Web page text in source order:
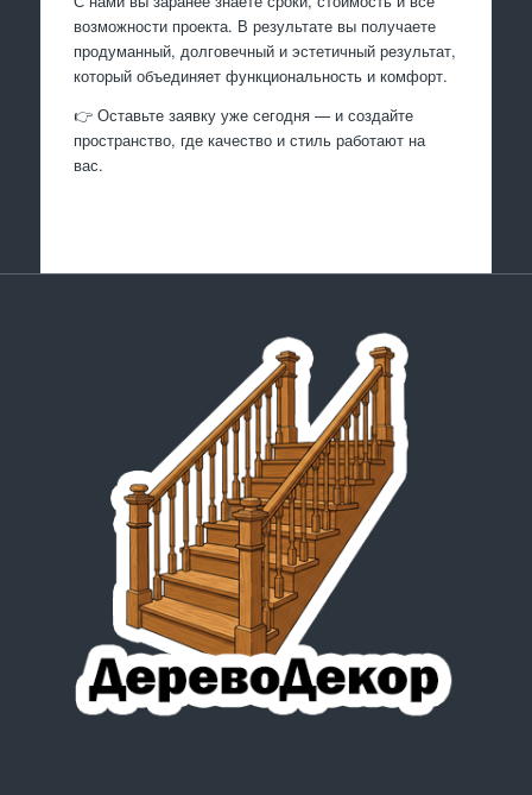
возможности проекта. В результате вы получаете
продуманный, долговечный и эстетичный результат,
который объединяет функциональность и комфорт.
👉 Оставьте заявку уже сегодня — и создайте
пространство, где качество и стиль работают на
вас.